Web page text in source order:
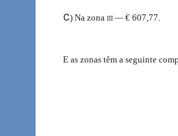
c) Na zona III — € 607,77.
E as zonas têm a seguinte